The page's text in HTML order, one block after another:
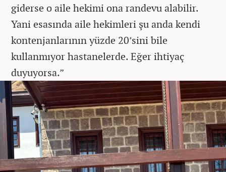
giderse o aile hekimi ona randevu alabilir.
Yani esasında aile hekimleri şu anda kendi
kontenjanlarının yüzde 20’sini bile
kullanmıyor hastanelerde. Eğer ihtiyaç
duyuyorsa.”